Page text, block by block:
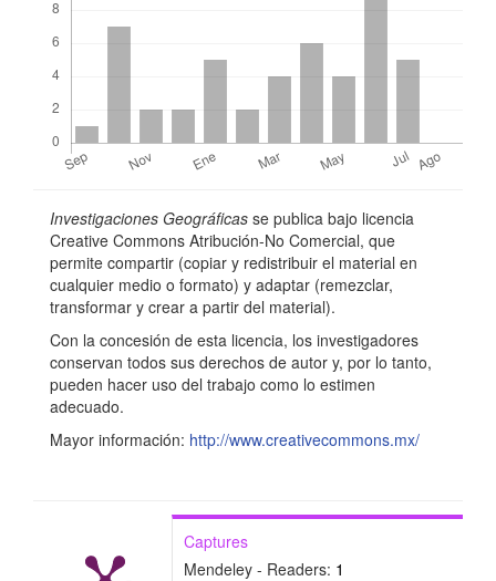
n
p
a
Detalles
del
artículo
Investigaciones Geográficas se publica bajo licencia
Creative Commons Atribución-No Comercial, que
permite compartir (copiar y redistribuir el material en
cualquier medio o formato) y adaptar (remezclar,
transformar y crear a partir del material).
Con la concesión de esta licencia, los investigadores
conservan todos sus derechos de autor y, por lo tanto,
pueden hacer uso del trabajo como lo estimen
adecuado.
Mayor información: http://www.creativecommons.mx/
Captures
Mendeley - Readers: 1